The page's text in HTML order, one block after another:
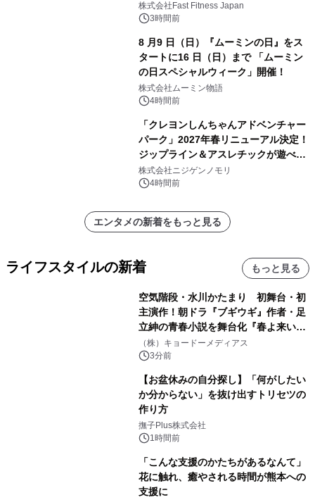
株式会社Fast Fitness Japan
3時間前
8 月9 日（日）『ムーミンの日』をス
タートに16 日（日）まで 「ムーミン
の日スペシャルウィーク」開催！
株式会社ムーミン物語
4時間前
「クレヨンしんちゃんアドベンチャー
パーク」2027年春リニューアル決定！
ジップライン＆アスレチックが遊べる
のは今年が最後！ 「ラスト！ドキがム
ネムネ～大作戦！」始動
株式会社ニジゲンノモリ
4時間前
エンタメの新着をもっと見る
ライフスタイルの新着 もっと見る
空気階段・水川かたまり 初舞台・初
主演作！朝ドラ『ブギウギ』作者・足
立紳の青春小説を舞台化『春よ来い、
マジで来い』キービジュアル解禁！
（株）キョードーメディアス
3分前
【お盆休みの自分探し】「何がしたい
か分からない」を抜け出すトリセツの
作り方
撫子Plus株式会社
1時間前
「こんな支援のかたちがあるなんて」
花に触れ、癒やされる時間が熊本への
支援に